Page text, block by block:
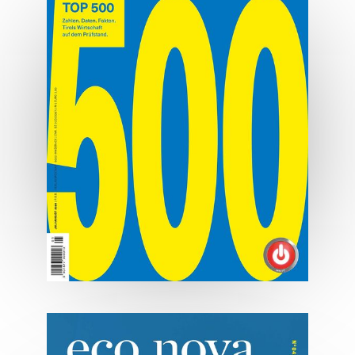
Hauben, Herz und Hauptplatz.
MEHR ERFAHREN